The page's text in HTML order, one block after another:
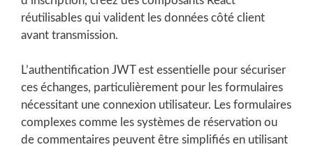
réutilisables qui valident les données côté client
avant transmission.
L’authentification JWT est essentielle pour sécuriser
ces échanges, particulièrement pour les formulaires
nécessitant une connexion utilisateur. Les formulaires
complexes comme les systèmes de réservation ou
de commentaires peuvent être simplifiés en utilisant